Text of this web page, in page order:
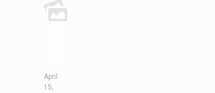
April
15,